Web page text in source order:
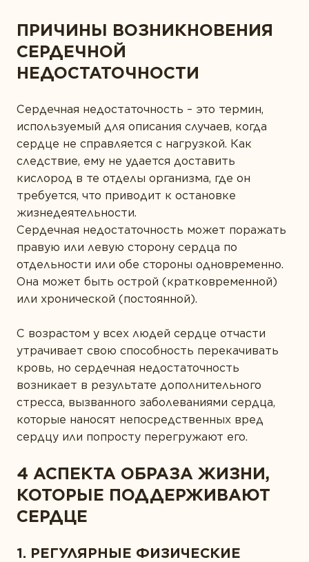
ПРИЧИНЫ ВОЗНИКНОВЕНИЯ
СЕРДЕЧНОЙ
НЕДОСТАТОЧНОСТИ
Сердечная недостаточность – это термин,
используемый для описания случаев, когда
сердце не справляется с нагрузкой. Как
следствие, ему не удается доставить
кислород в те отделы организма, где он
требуется, что приводит к остановке
жизнедеятельности.
Сердечная недостаточность может поражать
правую или левую сторону сердца по
отдельности или обе стороны одновременно.
Она может быть острой (кратковременной)
или хронической (постоянной).
С возрастом у всех людей сердце отчасти
утрачивает свою способность перекачивать
кровь, но сердечная недостаточность
возникает в результате дополнительного
стресса, вызванного заболеваниями сердца,
которые наносят непосредственных вред
сердцу или попросту перегружают его.
4 АСПЕКТА ОБРАЗА ЖИЗНИ,
КОТОРЫЕ ПОДДЕРЖИВАЮТ
СЕРДЦЕ
1. РЕГУЛЯРНЫЕ ФИЗИЧЕСКИЕ